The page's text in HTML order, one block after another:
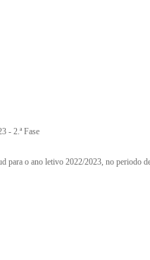
- 2.ª Fase
para o ano letivo 2022/2023, no periodo